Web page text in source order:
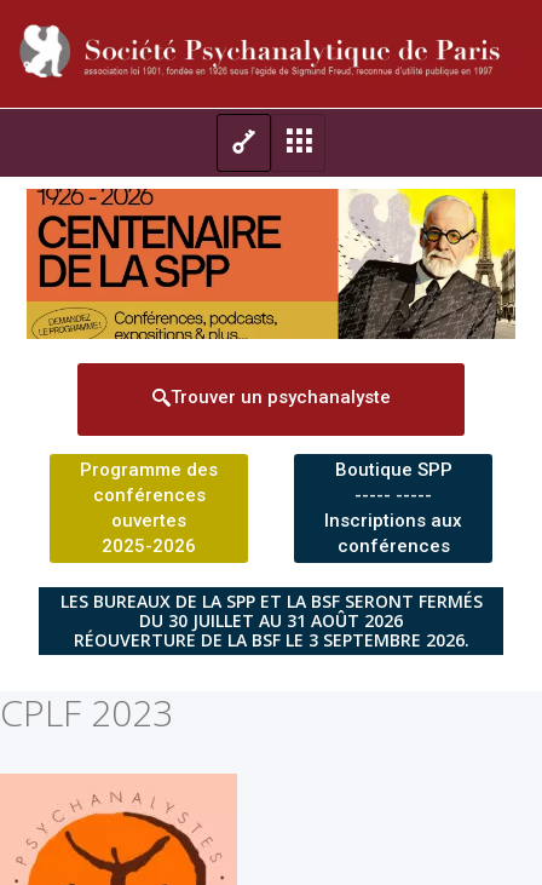
Trouver un psychanalyste
Programme des
conférences
ouvertes
2025-2026
Boutique SPP
----- -----
Inscriptions aux
conférences
LES BUREAUX DE LA SPP ET LA BSF SERONT FERMÉS
DU 30 JUILLET AU 31 AOÛT 2026
RÉOUVERTURE DE LA BSF LE 3 SEPTEMBRE 2026.
CPLF 2023